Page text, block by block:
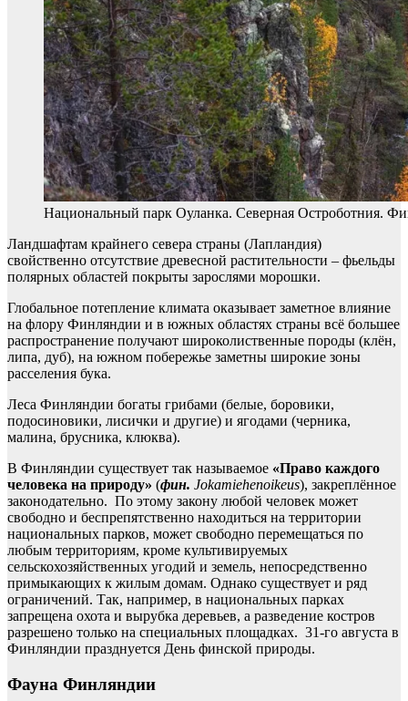
Национальный парк Оуланка. Северная Остроботния.
Ландшафтам крайнего севера страны (Лапландия)
свойственно отсутствие древесной растительности – фьельды
полярных областей покрыты зарослями морошки.
Глобальное потепление климата оказывает заметное влияние
на флору Финляндии и в южных областях страны всё большее
распространение получают широколиственные породы (клён,
липа, дуб), на южном побережье заметны широкие зоны
расселения бука.
Леса Финляндии богаты грибами (белые, боровики,
подосиновики, лисички и другие) и ягодами (черника,
малина, брусника, клюква).
В Финляндии существует так называемое «Право каждого
человека на природу» (фин. Jokamiehenoikeus), закреплённое
законодательно. По этому закону любой человек может
свободно и беспрепятственно находиться на территории
национальных парков, может свободно перемещаться по
любым территориям, кроме культивируемых
сельскохозяйственных угодий и земель, непосредственно
примыкающих к жилым домам. Однако существует и ряд
ограничений. Так, например, в национальных парках
запрещена охота и вырубка деревьев, а разведение костров
разрешено только на специальных площадках. 31-го августа в
Финляндии празднуется День финской природы.
Фауна Финляндии